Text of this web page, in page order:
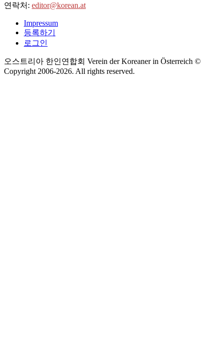
연락처: editor@korean.at
Impressum
등록하기
로그인
오스트리아 한인연합회 Verein der Koreaner in Österreich ©
Copyright 2006-2026. All rights reserved.